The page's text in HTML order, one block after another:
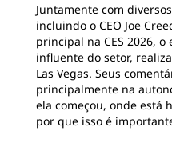
Juntamente com
incluindo o CEO Joe
principal na CES 2026,
influente do setor,
Las Vegas. Seus
principalmente na
ela começou, onde está
por que isso é